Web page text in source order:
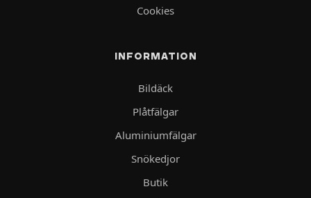
Cookies
INFORMATION
Bildäck
Plåtfälgar
Aluminiumfälgar
Snökedjor
Butik